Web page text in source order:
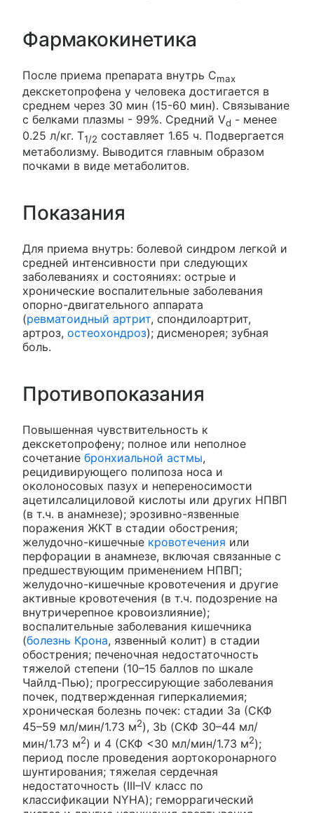
Фармакокинетика
После приема препарата внутрь Cmax
декскетопрофена у человека достигается в
среднем через 30 мин (15-60 мин). Связывание
с белками плазмы - 99%. Средний Vd - менее
0.25 л/кг. T1/2 составляет 1.65 ч. Подвергается
метаболизму. Выводится главным образом
почками в виде метаболитов.
Показания
Для приема внутрь: болевой синдром легкой и
средней интенсивности при следующих
заболеваниях и состояниях: острые и
хронические воспалительные заболевания
опорно-двигательного аппарата
(ревматоидный артрит, спондилоартрит,
артроз, остеохондроз); дисменорея; зубная
боль.
Противопоказания
Повышенная чувствительность к
декскетопрофену; полное или неполное
сочетание бронхиальной астмы,
рецидивирующего полипоза носа и
околоносовых пазух и непереносимости
ацетилсалициловой кислоты или других НПВП
(в т.ч. в анамнезе); эрозивно-язвенные
поражения ЖКТ в стадии обострения;
желудочно-кишечные кровотечения или
перфорации в анамнезе, включая связанные с
предшествующим применением НПВП;
желудочно-кишечные кровотечения и другие
активные кровотечения (в т.ч. подозрение на
внутричерепное кровоизлияние);
воспалительные заболевания кишечника
(болезнь Крона, язвенный колит) в стадии
обострения; печеночная недостаточность
тяжелой степени (10–15 баллов по шкале
Чайлд-Пью); прогрессирующие заболевания
почек, подтвержденная гиперкалиемия;
хроническая болезнь почек: стадии 3а (СКФ
45–59 мл/мин/1.73 м2), 3b (СКФ 30–44 мл/
мин/1.73 м2) и 4 (СКФ <30 мл/мин/1.73 м2);
период после проведения аортокоронарного
шунтирования; тяжелая сердечная
недостаточность (III–IV класс по
классификации NYHA); геморрагический